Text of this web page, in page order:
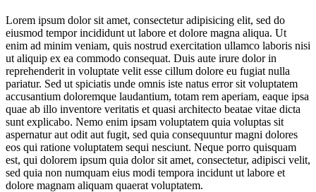
Lorem ipsum dolor sit amet, consectetur adipisicing elit, sed do
eiusmod tempor incididunt ut labore et dolore magna aliqua. Ut
enim ad minim veniam, quis nostrud exercitation ullamco laboris nisi
ut aliquip ex ea commodo consequat. Duis aute irure dolor in
reprehenderit in voluptate velit esse cillum dolore eu fugiat nulla
pariatur. Sed ut spiciatis unde omnis iste natus error sit voluptatem
accusantium doloremque laudantium, totam rem aperiam, eaque ipsa
quae ab illo inventore veritatis et quasi architecto beatae vitae dicta
sunt explicabo. Nemo enim ipsam voluptatem quia voluptas sit
aspernatur aut odit aut fugit, sed quia consequuntur magni dolores
eos qui ratione voluptatem sequi nesciunt. Neque porro quisquam
est, qui dolorem ipsum quia dolor sit amet, consectetur, adipisci velit,
sed quia non numquam eius modi tempora incidunt ut labore et
dolore magnam aliquam quaerat voluptatem.